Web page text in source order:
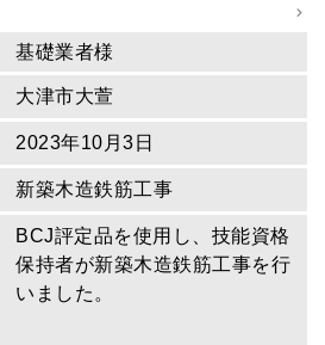
基礎業者様
大津市大萱
2023年10月3日
新築木造鉄筋工事
BCJ評定品を使用し、技能資格
保持者が新築木造鉄筋工事を行
いました。